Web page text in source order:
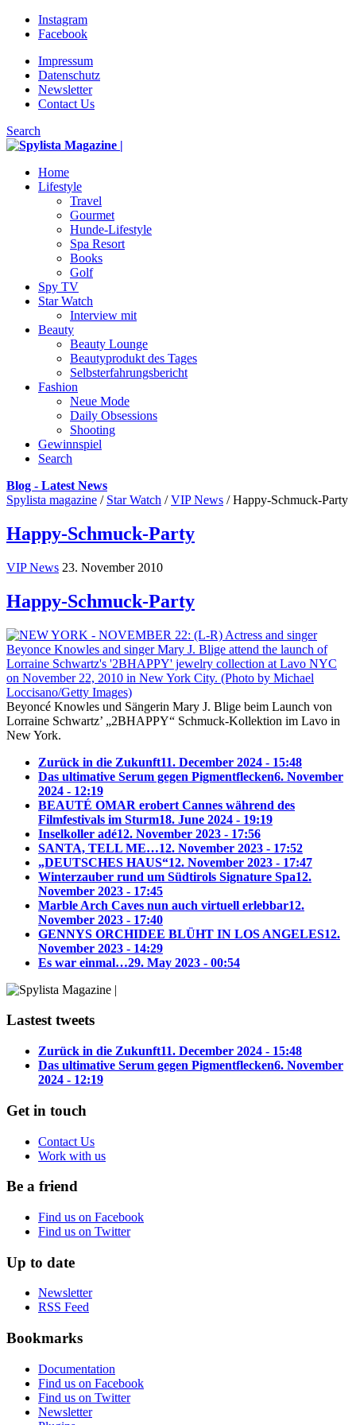
Instagram
Facebook
Impressum
Datenschutz
Newsletter
Contact Us
Search
Home
Lifestyle
Travel
Gourmet
Hunde-Lifestyle
Spa Resort
Books
Golf
Spy TV
Star Watch
Interview mit
Beauty
Beauty Lounge
Beautyprodukt des Tages
Selbsterfahrungsbericht
Fashion
Neue Mode
Daily Obsessions
Shooting
Gewinnspiel
Search
Blog - Latest News
Spylista magazine / Star Watch / VIP News / Happy-Schmuck-Party
Happy-Schmuck-Party
VIP News 23. November 2010
Happy-Schmuck-Party
Beyoncé Knowles und Sängerin Mary J. Blige beim Launch von
Lorraine Schwartz’ „2BHAPPY“ Schmuck-Kollektion im Lavo in
New York.
Zurück in die Zukunft11. December 2024 - 15:48
Das ultimative Serum gegen Pigmentflecken6. November
2024 - 12:19
BEAUTÉ OMAR erobert Cannes während des
Filmfestivals im Sturm18. June 2024 - 19:19
Inselkoller adé12. November 2023 - 17:56
SANTA, TELL ME…12. November 2023 - 17:52
„DEUTSCHES HAUS“12. November 2023 - 17:47
Winterzauber rund um Südtirols Signature Spa12.
November 2023 - 17:45
Marble Arch Caves nun auch virtuell erlebbar12.
November 2023 - 17:40
GENNYS ORCHIDEE BLÜHT IN LOS ANGELES12.
November 2023 - 14:29
Es war einmal…29. May 2023 - 00:54
Lastest tweets
Zurück in die Zukunft11. December 2024 - 15:48
Das ultimative Serum gegen Pigmentflecken6. November
2024 - 12:19
Get in touch
Contact Us
Work with us
Be a friend
Find us on Facebook
Find us on Twitter
Up to date
Newsletter
RSS Feed
Bookmarks
Documentation
Find us on Facebook
Find us on Twitter
Newsletter